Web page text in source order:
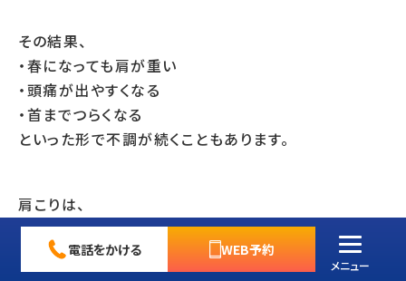
その結果、
・春になっても肩が重い
・頭痛が出やすくなる
・首までつらくなる
といった形で不調が続くこともあります。
肩こりは、
ひどくなってから整えるより、悪化する前に対処した方
が圧倒的に楽。
電話をかける WEB予約
メニュー